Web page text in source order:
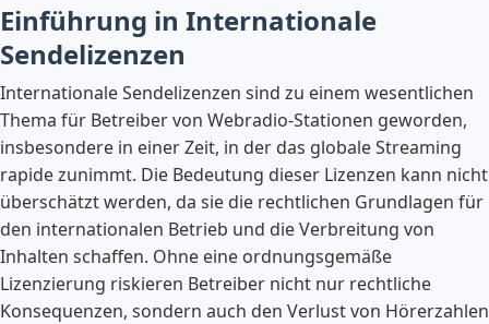
Einführung in Internationale
Sendelizenzen
Internationale Sendelizenzen sind zu einem wesentlichen
Thema für Betreiber von Webradio-Stationen geworden,
insbesondere in einer Zeit, in der das globale Streaming
rapide zunimmt. Die Bedeutung dieser Lizenzen kann nicht
überschätzt werden, da sie die rechtlichen Grundlagen für
den internationalen Betrieb und die Verbreitung von
Inhalten schaffen. Ohne eine ordnungsgemäße
Lizenzierung riskieren Betreiber nicht nur rechtliche
Konsequenzen, sondern auch den Verlust von Hörerzahlen